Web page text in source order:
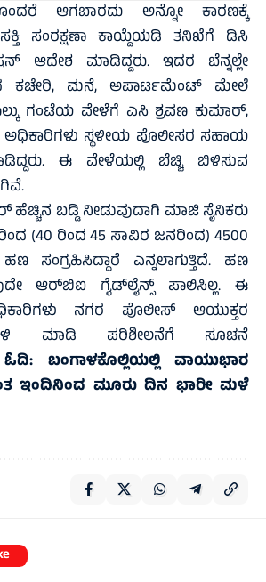
ಆಗಬಾರದು ಅನ್ನೋ ಕಾರಣಕ್ಕೆ
ಸಂರಕ್ಷಣಾ ಕಾಯ್ದೆಯಡಿ ತನಿಖೆಗೆ ಡಿಸಿ
ಮಾಡಿದ್ದರು. ಇದರ ಬೆನ್ನಲ್ಲೇ
ಕಚೇರಿ, ಮನೆ, ಅಪಾರ್ಟಮೆಂಟ್ ಮೇಲೆ
ಗಂಟೆಯ ವೇಳೆಗೆ ಎಸಿ ಶ್ರವಣ ಕುಮಾರ್,
ಸ್ಥಳೀಯ ಪೊಲೀಸರ ಸಹಾಯ
ಈ ವೇಳೆಯಲ್ಲಿ ಬೆಚ್ಚಿ ಬಿಳಿಸುವ
ಹೆಚ್ಚಿನ ಬಡ್ಡಿ ನೀಡುವುದಾಗಿ ಮಾಜಿ ಸೈನಿಕರು
(40 ರಿಂದ 45 ಸಾವಿರ ಜನರಿಂದ) 4500
ಎನ್ನಲಾಗುತ್ತಿದೆ. ಹಣ
ಆರ್‌ಬಿಐ ಗೈಡ್‌ಲೈನ್ಸ್ ಪಾಲಿಸಿಲ್ಲ. ಈ
ನಗರ ಪೊಲೀಸ್ ಆಯುಕ್ತರ
ಮಾಡಿ ಪರಿಶೀಲನೆಗೆ ಸೂಚನೆ
ಓದಿ: ಬಂಗಾಳಕೊಲ್ಲಿಯಲ್ಲಿ ವಾಯುಭಾರ
ಇಂದಿನಿಂದ ಮೂರು ದಿನ ಭಾರೀ ಮಳೆ